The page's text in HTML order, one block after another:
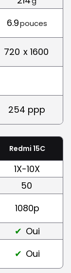
6.9pouces
720 x 1600
254 ppp
Redmi 15C
1X-10X
50
1080p
Oui
Oui